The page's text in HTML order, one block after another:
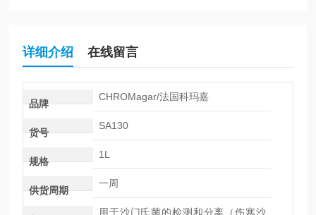
详细介绍 在线留言
品牌
CHROMagar/法国科玛嘉
货号
SA130
规格
1L
供货周期
一周
用于沙门氏菌的检测和分离（伤寒沙